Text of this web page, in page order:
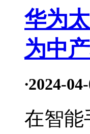
华为
为中
·2024-
在智能